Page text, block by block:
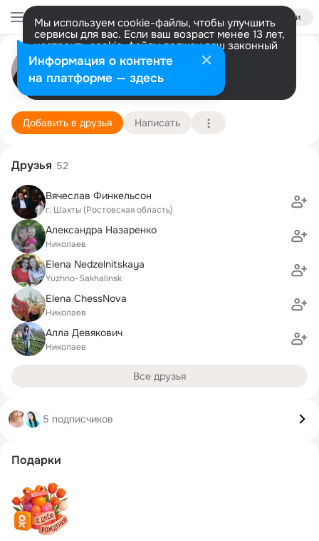
Войти
Мы используем cookie-файлы, чтобы улучшить
сервисы для вас. Если ваш возраст менее 13 лет,
настроить cookie-файлы должен ваш законный
представитель. Больше информации
Разрешить все Настроить
Elena Finkelson
Toronto 27 января (52 года)
Подробнее
Добавить в друзья Написать
Друзья 52
Вячеслав Финкельсон
г. Шахты (Ростовская область)
Александра Назаренко
Николаев
Elena Nedzelnitskaya
Yuzhno-Sakhalinsk
Elena ChessNova
Николаев
Алла Девякович
Николаев
Все друзья
5 подписчиков
Подарки
Информация о контенте
на платформе — здесь